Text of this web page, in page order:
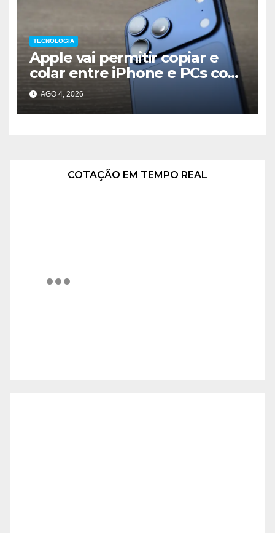
TECNOLOGIA
Apple vai permitir copiar e
colar entre iPhone e PCs com
Windows
AGO 4, 2026
COTAÇÃO EM TEMPO REAL